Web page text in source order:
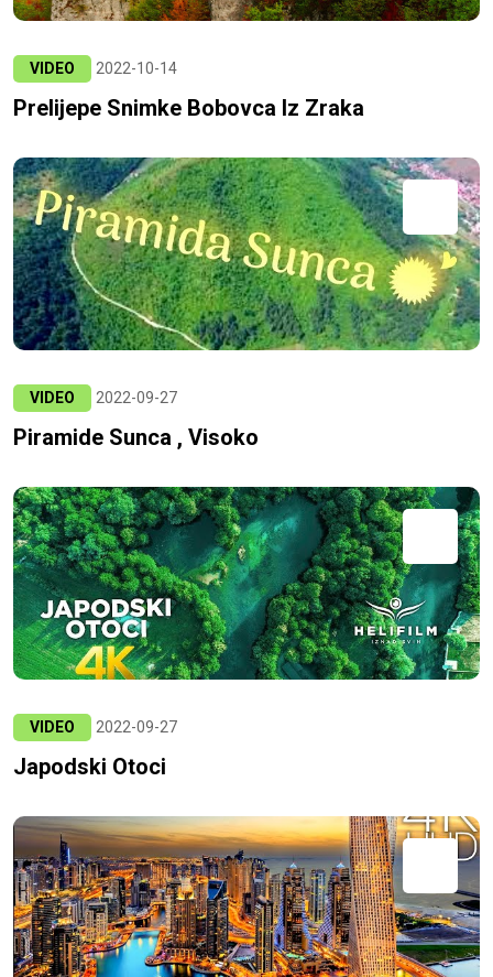
VIDEO 2022-10-14
Prelijepe Snimke Bobovca Iz Zraka
VIDEO 2022-09-27
Piramide Sunca , Visoko
VIDEO 2022-09-27
Japodski Otoci